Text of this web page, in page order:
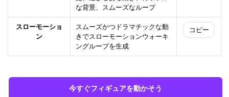
な背景、スムーズなループ
スローモーショ
ン
スムーズかつドラマチックな動
きでスローモーションウォーキ
ングループを生成
コピー
今すぐフィギュアを動かそう